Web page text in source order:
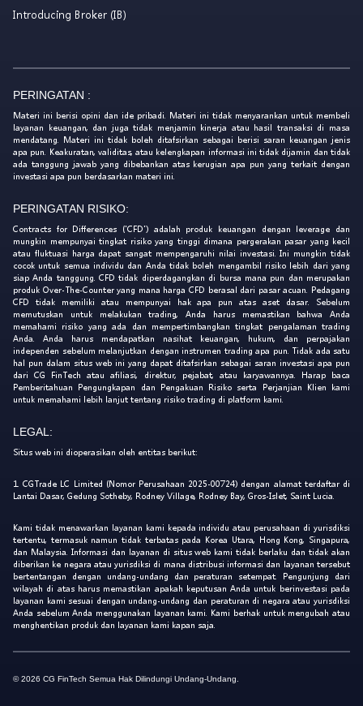
Introducing Broker (IB)
PERINGATAN :
Materi ini berisi opini dan ide pribadi. Materi ini tidak menyarankan untuk membeli
layanan keuangan, dan juga tidak menjamin kinerja atau hasil transaksi di masa
mendatang. Materi ini tidak boleh ditafsirkan sebagai berisi saran keuangan jenis
apa pun. Keakuratan, validitas, atau kelengkapan informasi ini tidak dijamin dan tidak
ada tanggung jawab yang dibebankan atas kerugian apa pun yang terkait dengan
investasi apa pun berdasarkan materi ini.
PERINGATAN RISIKO:
Contracts for Differences ('CFD') adalah produk keuangan dengan leverage dan
mungkin mempunyai tingkat risiko yang tinggi dimana pergerakan pasar yang kecil
atau fluktuasi harga dapat sangat mempengaruhi nilai investasi. Ini mungkin tidak
cocok untuk semua individu dan Anda tidak boleh mengambil risiko lebih dari yang
siap Anda tanggung. CFD tidak diperdagangkan di bursa mana pun dan merupakan
produk Over-The-Counter yang mana harga CFD berasal dari pasar acuan. Pedagang
CFD tidak memiliki atau mempunyai hak apa pun atas aset dasar. Sebelum
memutuskan untuk melakukan trading, Anda harus memastikan bahwa Anda
memahami risiko yang ada dan mempertimbangkan tingkat pengalaman trading
Anda. Anda harus mendapatkan nasihat keuangan, hukum, dan perpajakan
independen sebelum melanjutkan dengan instrumen trading apa pun. Tidak ada satu
hal pun dalam situs web ini yang dapat ditafsirkan sebagai saran investasi apa pun
dari CG FinTech atau afiliasi, direktur, pejabat, atau karyawannya. Harap baca
Pemberitahuan Pengungkapan dan Pengakuan Risiko serta Perjanjian Klien kami
untuk memahami lebih lanjut tentang risiko trading di platform kami.
LEGAL:
Situs web ini dioperasikan oleh entitas berikut:
1. CGTrade LC Limited (Nomor Perusahaan 2025-00724) dengan alamat terdaftar di
Lantai Dasar, Gedung Sotheby, Rodney Village, Rodney Bay, Gros-Islet, Saint Lucia.
Kami tidak menawarkan layanan kami kepada individu atau perusahaan di yurisdiksi
tertentu, termasuk namun tidak terbatas pada Korea Utara, Hong Kong, Singapura,
dan Malaysia. Informasi dan layanan di situs web kami tidak berlaku dan tidak akan
diberikan ke negara atau yurisdiksi di mana distribusi informasi dan layanan tersebut
bertentangan dengan undang-undang dan peraturan setempat. Pengunjung dari
wilayah di atas harus memastikan apakah keputusan Anda untuk berinvestasi pada
layanan kami sesuai dengan undang-undang dan peraturan di negara atau yurisdiksi
Anda sebelum Anda menggunakan layanan kami. Kami berhak untuk mengubah atau
menghentikan produk dan layanan kami kapan saja.
© 2026 CG FinTech Semua Hak Dilindungi Undang-Undang.